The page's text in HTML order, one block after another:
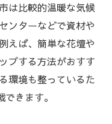
びの浜松外構工事
しないチェック
い浜松の注意点
は比較的温暖な気候
ンターなどで資材や
えば、簡単な花壇や
プする方法がおすす
環境も整っているた
きます。